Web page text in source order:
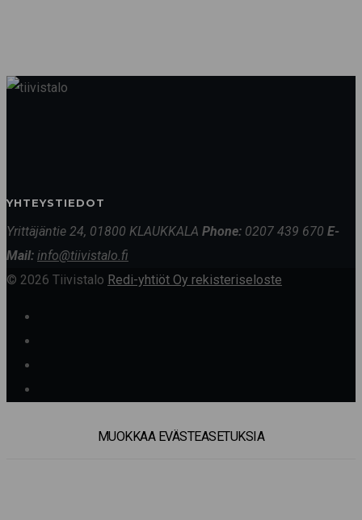
YHTEYSTIEDOT
Yrittäjäntie 24, 01800 KLAUKKALA Phone: 0207 439 670 E-
Mail: info@tiivistalo.fi
© 2026 Tiivistalo Redi-yhtiöt Oy rekisteriseloste
MUOKKAA EVÄSTEASETUKSIA